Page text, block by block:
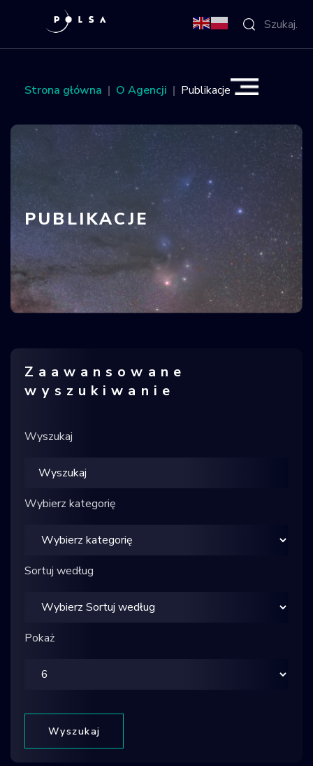
O Agencji
Aktywności
Misja IGNIS
NSIS
Sektor
Polska w
kosmosie
Kosmicznych
Strona główna O Agencji Publikacje
PUBLIKACJE
Zaawansowane
wyszukiwanie
Wyszukaj
Wybierz kategorię
Sortuj według
Pokaż
Wyszukaj